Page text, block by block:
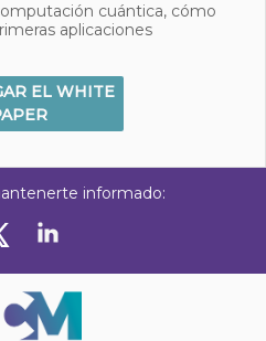
cuántica, cómo
aplicaciones
EL WHITE
informado: